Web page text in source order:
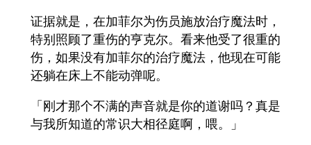
证据就是，在加菲尔为伤员施放治疗魔法时，
特别照顾了重伤的亨克尔。看来他受了很重的
伤，如果没有加菲尔的治疗魔法，他现在可能
还躺在床上不能动弹呢。
「刚才那个不满的声音就是你的道谢吗？真是
与我所知道的常识大相径庭啊，喂。」